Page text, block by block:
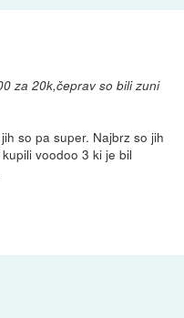
za 20k,čeprav so bili zuni
so pa super. Najbrz so jih
voodoo 3 ki je bil